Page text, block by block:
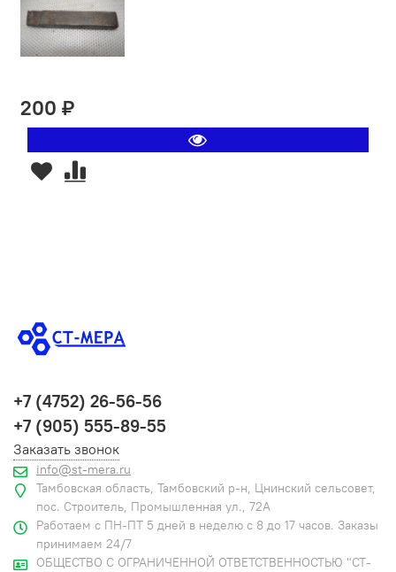
200 ₽
+7 (4752) 26-56-56
+7 (905) 555-89-55
Заказать звонок
info@st-mera.ru
Тамбовская область, Тамбовский р-н, Цнинский сельсовет,
пос. Строитель, Промышленная ул., 72А
Работаем с ПН-ПТ 5 дней в неделю с 8 до 17 часов. Заказы
принимаем 24/7
ОБЩЕСТВО С ОГРАНИЧЕННОЙ ОТВЕТСТВЕННОСТЬЮ "СТ-